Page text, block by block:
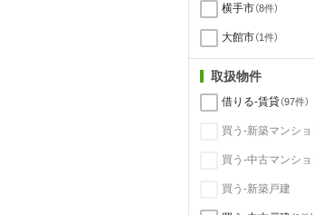
横手市（8件）
大館市（1件）
取扱物件
借りる-賃貸（97件）
買う-新築マンショ
買う-中古マンショ
買う-新築戸建